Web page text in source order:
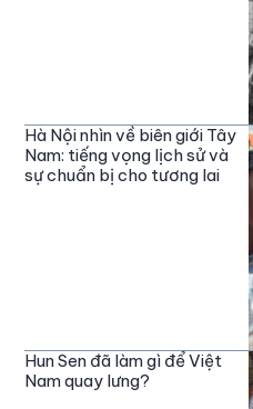
Hà Nội nhìn về biên giới Tây
Nam: tiếng vọng lịch sử và
sự chuẩn bị cho tương lai
Hun Sen đã làm gì để Việt
Nam quay lưng?